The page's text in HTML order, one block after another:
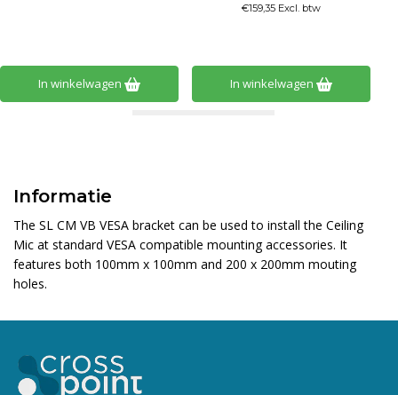
In winkelwagen
€159,35 Excl. btw
In winkelwagen
Informatie
The SL CM VB VESA bracket can be used to install the Ceiling
Mic at standard VESA compatible mounting accessories. It
features both 100mm x 100mm and 200 x 200mm mouting
holes.